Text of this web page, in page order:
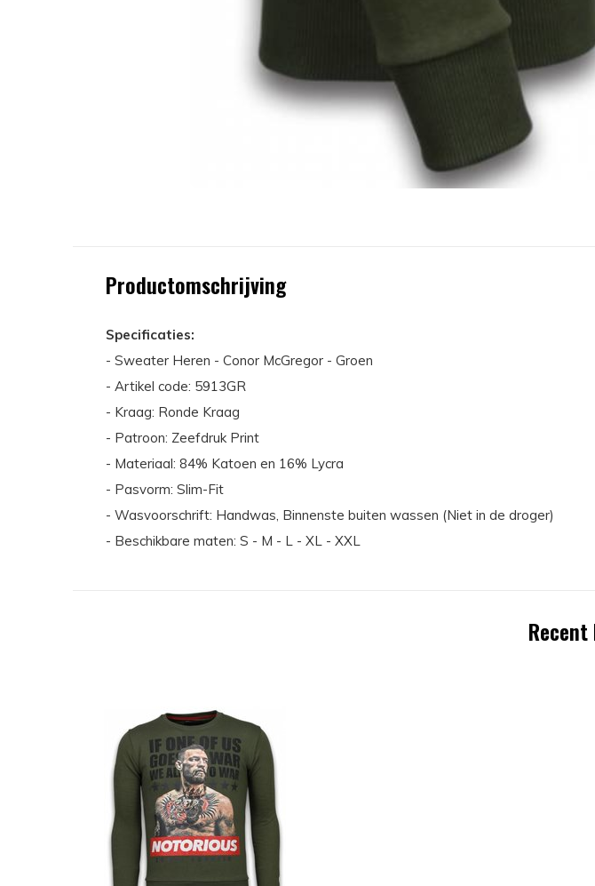
Productomschrijving
Specificaties:
- Sweater Heren - Conor McGregor - Groen
- Artikel code: 5913GR
- Kraag: Ronde Kraag
- Patroon: Zeefdruk Print
- Materiaal: 84% Katoen en 16% Lycra
- Pasvorm: Slim-Fit
- Wasvoorschrift: Handwas, Binnenste buiten wassen (Niet in de droger)
- Beschikbare maten: S - M - L - XL - XXL